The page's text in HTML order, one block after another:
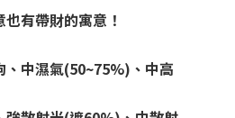
有帶財的寓意！
、中濕氣(50~75%)、中高